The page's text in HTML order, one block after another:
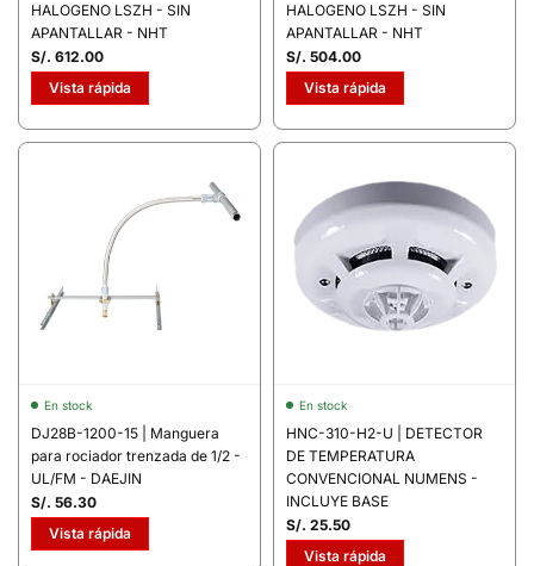
HALOGENO LSZH - SIN
APANTALLAR - NHT
S/. 612.00
Vista rápida
HALOGENO LSZH - SIN
APANTALLAR - NHT
S/. 504.00
Vista rápida
En stock
DJ28B-1200-15 | Manguera
para rociador trenzada de 1/2 -
UL/FM - DAEJIN
S/. 56.30
Vista rápida
En stock
HNC-310-H2-U | DETECTOR
DE TEMPERATURA
CONVENCIONAL NUMENS -
INCLUYE BASE
S/. 25.50
Vista rápida